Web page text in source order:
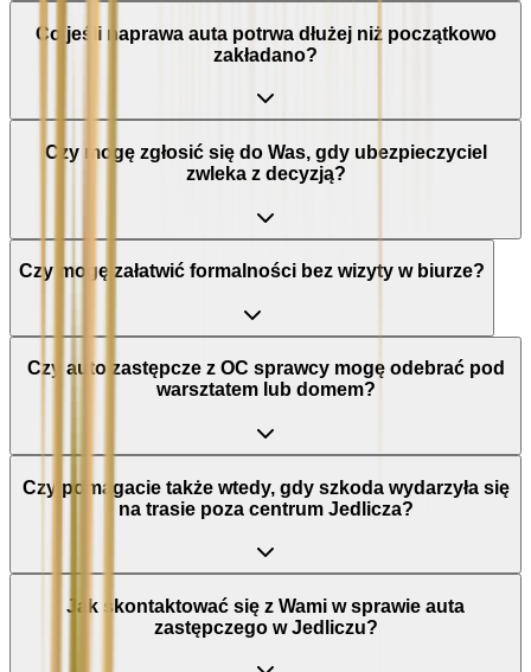
Co jeśli naprawa auta potrwa dłużej niż początkowo
zakładano?
Czy mogę zgłosić się do Was, gdy ubezpieczyciel
zwleka z decyzją?
Czy mogę załatwić formalności bez wizyty w biurze?
Czy auto zastępcze z OC sprawcy mogę odebrać pod
warsztatem lub domem?
Czy pomagacie także wtedy, gdy szkoda wydarzyła się
na trasie poza centrum Jedlicza?
Jak skontaktować się z Wami w sprawie auta
zastępczego w Jedliczu?